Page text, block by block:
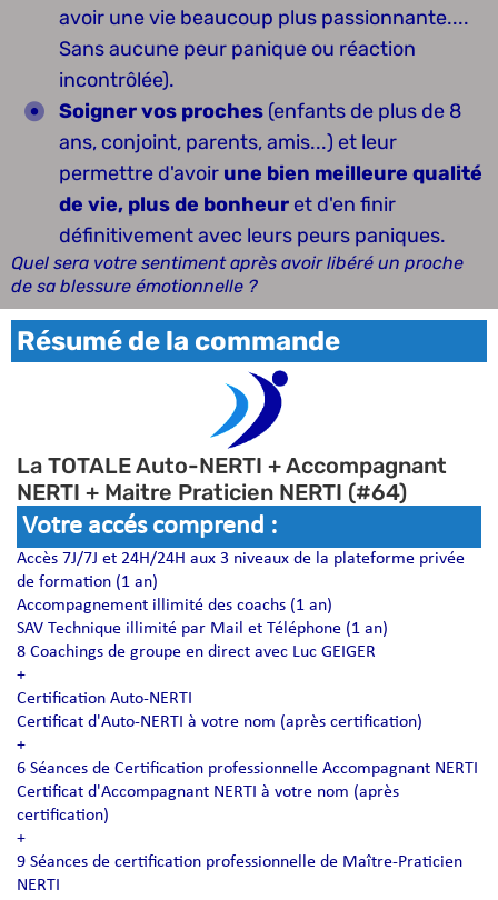
avoir une vie beaucoup plus passionnante....
Sans aucune peur panique ou réaction
incontrôlée).
Soigner vos proches (enfants de plus de 8
ans, conjoint, parents, amis...) et leur
permettre d'avoir une bien meilleure qualité
de vie, plus de bonheuret d'en finir
définitivement avec leurs peurs paniques.
Quel sera votre sentiment après avoir libéré un proche
de sa blessure émotionnelle ?
Résumé de la commande
La TOTALE Auto-NERTI + Accompagnant
NERTI + Maitre Praticien NERTI (#64)
Votre accés comprend :
Accès 7J/7J et 24H/24H aux 3 niveaux de la plateforme privée
de formation (1 an)
Accompagnement illimité des coachs (1 an)
SAV Technique illimité par Mail et Téléphone (1 an)
8 Coachings de groupe en direct avec Luc GEIGER
+
Certification Auto-NERTI
Certificat d'Auto-NERTI à votre nom (après certification)
+
6 Séances de Certification professionnelle Accompagnant NERTI
Certificat d'Accompagnant NERTI à votre nom (après
certification)
+
9 Séances de certification professionnelle de Maître-Praticien
NERTI